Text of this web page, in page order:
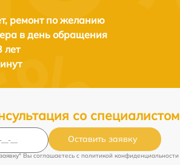
ремонт по желанию
в день обращения
лет
со специалистом
Оставить заявку
Вы соглашаетесь c политикой конфиденциальности